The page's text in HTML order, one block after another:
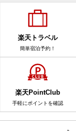
楽天トラベル
簡単宿泊予約！
楽天PointClub
手軽にポイントを確認